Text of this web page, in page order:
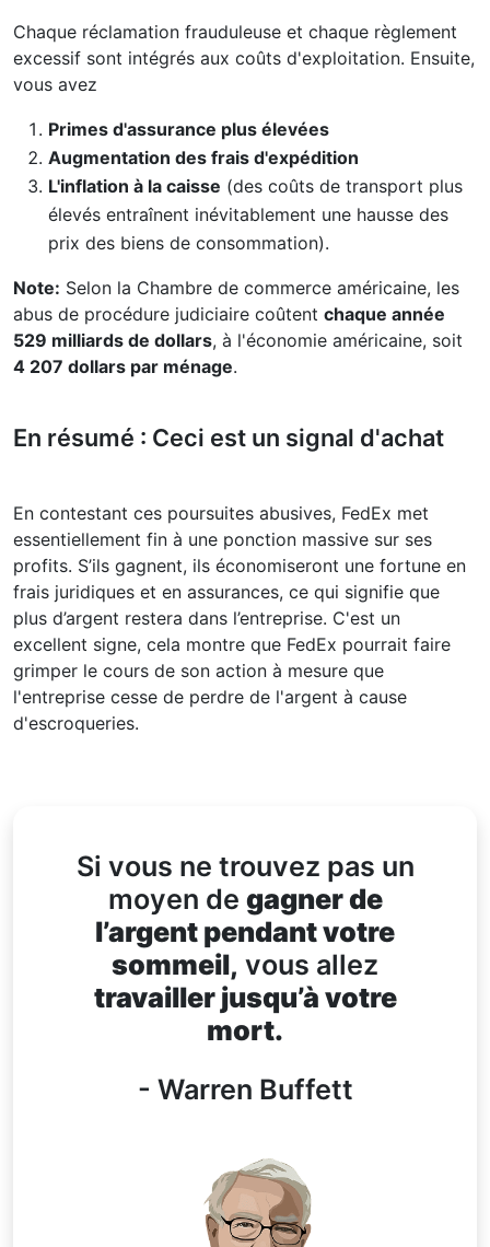
Chaque réclamation frauduleuse et chaque règlement
excessif sont intégrés aux coûts d'exploitation. Ensuite,
vous avez
Primes d'assurance plus élevées
Augmentation des frais d'expédition
L'inflation à la caisse (des coûts de transport plus
élevés entraînent inévitablement une hausse des
prix des biens de consommation).
Note: Selon la Chambre de commerce américaine, les
abus de procédure judiciaire coûtent chaque année
529 milliards de dollars, à l'économie américaine, soit
4 207 dollars par ménage.
En résumé : Ceci est un signal d'achat
En contestant ces poursuites abusives, FedEx met
essentiellement fin à une ponction massive sur ses
profits. S’ils gagnent, ils économiseront une fortune en
frais juridiques et en assurances, ce qui signifie que
plus d’argent restera dans l’entreprise. C'est un
excellent signe, cela montre que FedEx pourrait faire
grimper le cours de son action à mesure que
l'entreprise cesse de perdre de l'argent à cause
d'escroqueries.
Si vous ne trouvez pas un
moyen de gagner de
l’argent pendant votre
sommeil, vous allez
travailler jusqu’à votre
mort.
- Warren Buffett